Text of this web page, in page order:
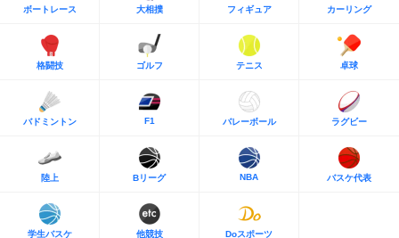
ボートレース 大相撲 フィギュア カーリング
格闘技 ゴルフ テニス 卓球
バドミントン F1 バレーボール ラグビー
陸上 Bリーグ NBA バスケ代表
学生バスケ 他競技 Doスポーツ